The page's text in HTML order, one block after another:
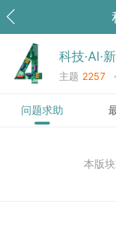
科技·AI·
主题 2257
问题求助
本版